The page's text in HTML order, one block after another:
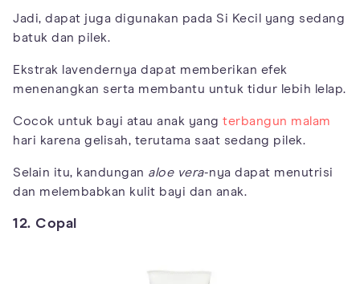
Jadi, dapat juga digunakan pada Si Kecil yang sedang
batuk dan pilek.
Ekstrak lavendernya dapat memberikan efek
menenangkan serta membantu untuk tidur lebih lelap.
Cocok untuk bayi atau anak yang terbangun malam
hari karena gelisah, terutama saat sedang pilek.
Selain itu, kandungan aloe vera-nya dapat menutrisi
dan melembabkan kulit bayi dan anak.
12. Copal